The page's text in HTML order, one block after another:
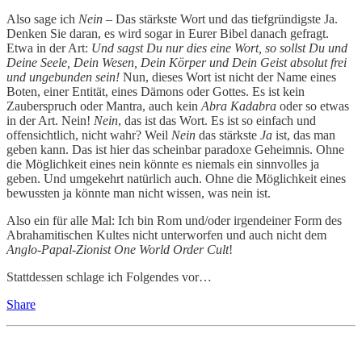
Also sage ich Nein – Das stärkste Wort und das tiefgründigste Ja.
Denken Sie daran, es wird sogar in Eurer Bibel danach gefragt.
Etwa in der Art: Und sagst Du nur dies eine Wort, so sollst Du und
Deine Seele, Dein Wesen, Dein Körper und Dein Geist absolut frei
und ungebunden sein! Nun, dieses Wort ist nicht der Name eines
Boten, einer Entität, eines Dämons oder Gottes. Es ist kein
Zauberspruch oder Mantra, auch kein Abra Kadabra oder so etwas
in der Art. Nein! Nein, das ist das Wort. Es ist so einfach und
offensichtlich, nicht wahr? Weil Nein das stärkste Ja ist, das man
geben kann. Das ist hier das scheinbar paradoxe Geheimnis. Ohne
die Möglichkeit eines nein könnte es niemals ein sinnvolles ja
geben. Und umgekehrt natürlich auch. Ohne die Möglichkeit eines
bewussten ja könnte man nicht wissen, was nein ist.
Also ein für alle Mal: Ich bin Rom und/oder irgendeiner Form des
Abrahamitischen Kultes nicht unterworfen und auch nicht dem
Anglo-Papal-Zionist One World Order Cult!
Stattdessen schlage ich Folgendes vor…
Share